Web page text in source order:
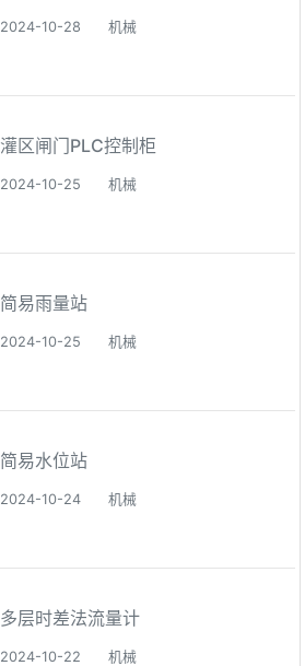
2024-10-28 机械
灌区闸门PLC控制柜
2024-10-25 机械
简易雨量站
2024-10-25 机械
简易水位站
2024-10-24 机械
多层时差法流量计
2024-10-22 机械